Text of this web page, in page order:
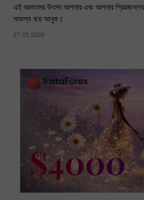
এই বরকতময় উৎসব আপনার এবং আপনার
সাফল্য বয়ে আনুক।
27.05.2026